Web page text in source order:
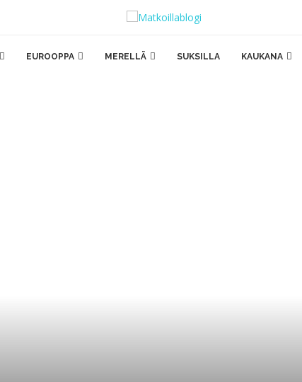
EUROOPPA MERELLÄ SUKSILLA KAUKANA